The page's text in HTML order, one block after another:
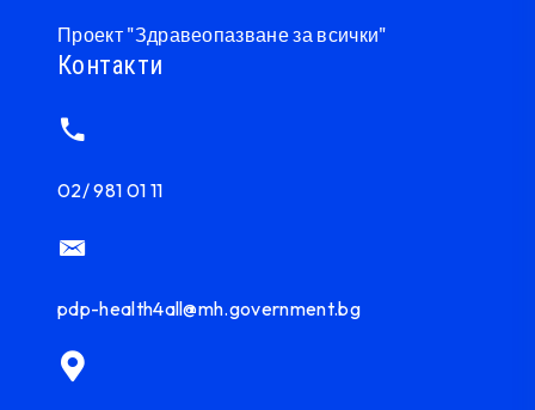
Проект "Здравеопазване за всички"
Контакти
02/ 981 01 11
pdp-health4all@mh.government.bg